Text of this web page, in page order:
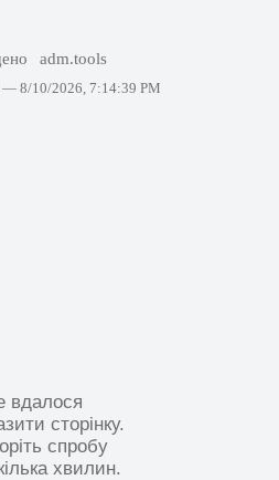
adm.tools
— 8/10/2026, 7:14:39 PM
вдалося
сторінку.
спробу
хвилин.